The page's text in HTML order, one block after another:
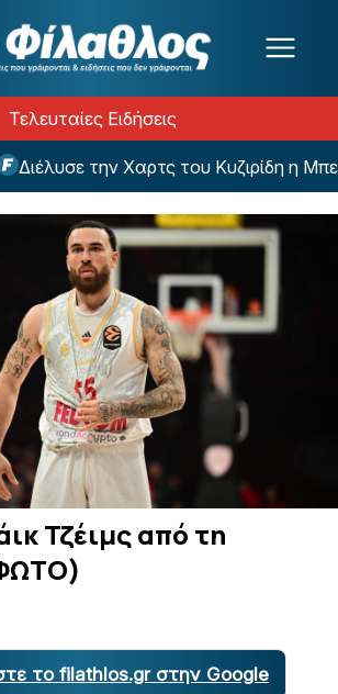
Τελευταίες Ειδήσεις
την Χαρτς του Κυζιρίδη η
Τζέιμς από τη
το filathlos.gr στην Google